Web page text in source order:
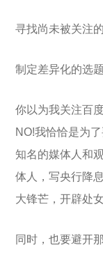
寻找尚未被关注
制定差异化的选
你以为我关注百
NO!我恰恰是为
知名的媒体人和
体人，写央行降
大锋芒，开辟处女
同时，也要避开